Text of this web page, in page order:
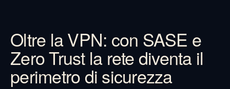
Oltre la VPN: con SASE e
Zero Trust la rete diventa il
perimetro di sicurezza